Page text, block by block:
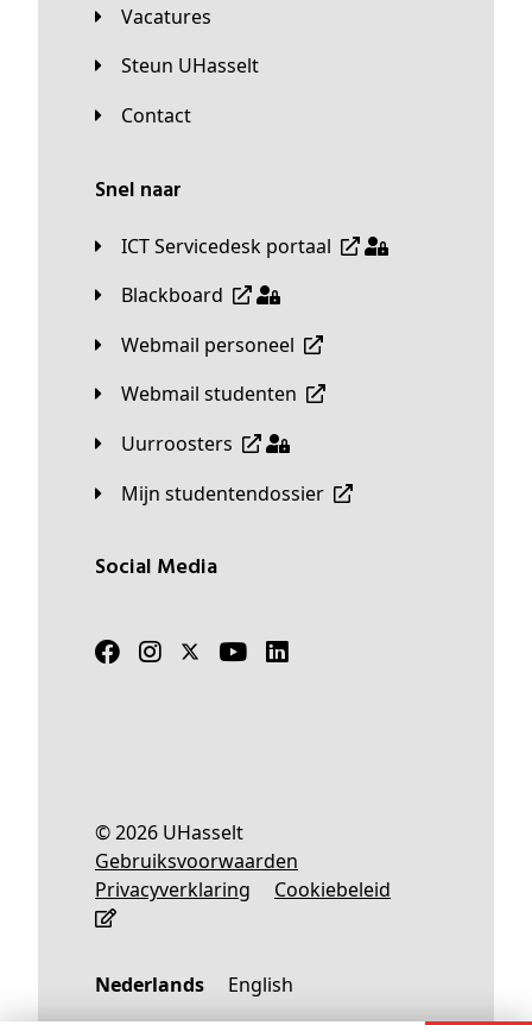
Vacatures
Steun UHasselt
Contact
Snel naar
ICT Servicedesk portaal
Blackboard
Webmail personeel
Webmail studenten
Uurroosters
Mijn studentendossier
Social Media
© 2026 UHasselt
Gebruiksvoorwaarden
Privacyverklaring
Cookiebeleid
Nederlands English